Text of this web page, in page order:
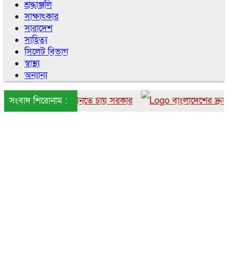
শ্রদ্ধাঞ্জলি
সাক্ষাৎকার
সারাদেশ
সাহিত্য
সিলেট বিভাগ
স্বাস্থ্য
অন্যান্য
সংবাদ শিরোনাম :
বাংলাদেশে আনতে চায় সরকার বাংলাদেশের দ্রুত ৬